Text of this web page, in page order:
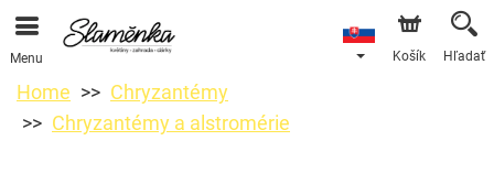
Menu Košík Hľadať
Home
Chryzantémy
Chryzantémy a alstromérie